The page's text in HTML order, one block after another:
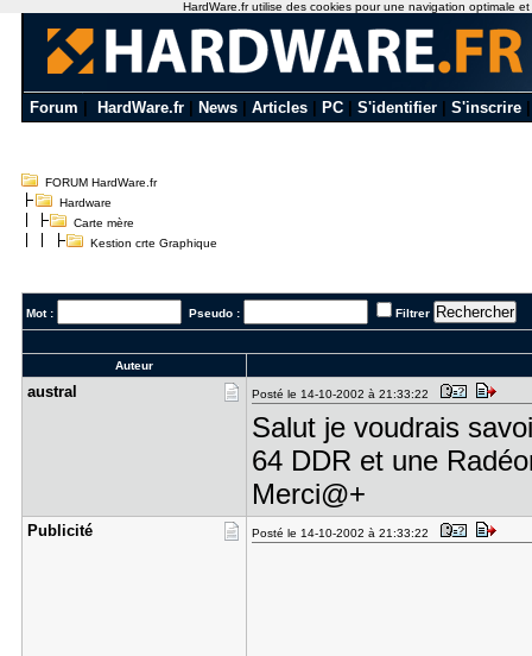
Forum HardWare.fr News Articles PC S'identifier S'inscrire
FORUM HardWare.fr
Hardware
Carte mère
Kestion crte Graphique
Mot : Pseudo : Filtrer
Auteur
austral Posté le 14-10-2002 à 21:33:22
Salut je voudrais
64 DDR et une
Merci@+
Publicité Posté le 14-10-2002 à 21:33:22
HardWare.fr utilise des cookies pour une navigation optimale